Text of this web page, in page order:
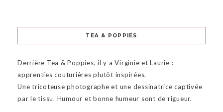
TEA & POPPIES
Derrière Tea & Poppies, il y a Virginie et Laurie :
apprenties couturières plutôt inspirées.
Une tricoteuse photographe et une dessinatrice captivée
par le tissu. Humour et bonne humeur sont de rigueur.